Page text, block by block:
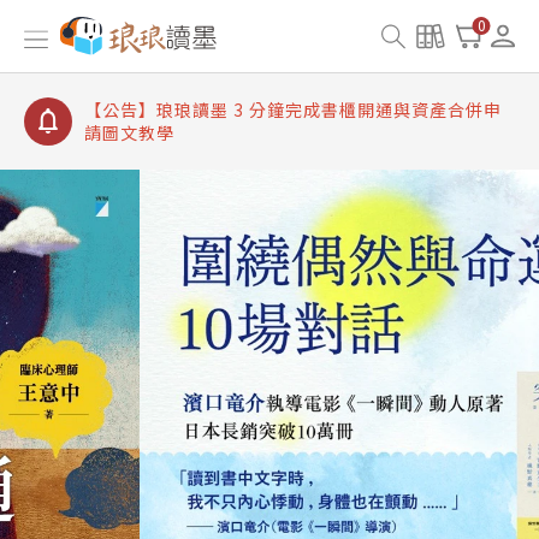
0
【公告】琅琅讀墨書櫃開通常見問題
【公告】琅琅讀墨 3 分鐘完成書櫃開通與資產合併申
【公告】琅琅書店服務升級重要說明及資產合併結果
查詢
【公告】琅琅讀墨數位閱讀資產合併與書櫃開通申請